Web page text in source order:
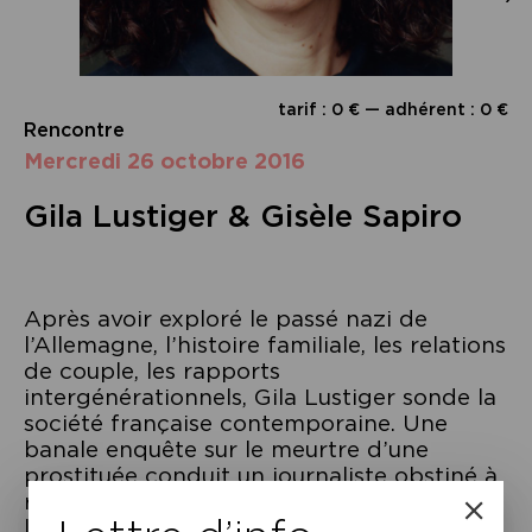
tarif : 0 € — adhérent : 0 €
Rencontre
mercredi 26 octobre 2016
Gila Lustiger & Gisèle Sapiro
Après avoir exploré le passé nazi de
l’Allemagne, l’histoire familiale, les relations
de couple, les rapports
intergénérationnels, Gila Lustiger sonde la
société française contemporaine. Une
banale enquête sur le meurtre d’une
prostituée conduit un journaliste obstiné à
révéler un scandale sanitaire impliquant